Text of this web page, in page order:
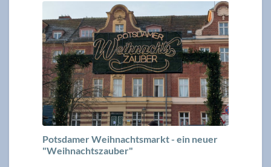
Potsdamer Weihnachtsmarkt - ein neuer
"Weihnachtszauber"